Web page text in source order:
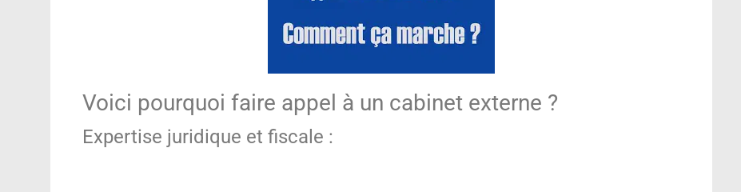
Voici pourquoi faire appel à un cabinet externe ?
Expertise juridique et fiscale :